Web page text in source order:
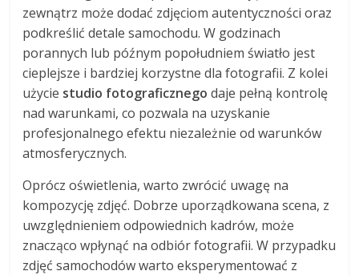
zewnątrz może dodać zdjęciom autentyczności oraz
podkreślić detale samochodu. W godzinach
porannych lub późnym popołudniem światło jest
cieplejsze i bardziej korzystne dla fotografii. Z kolei
użycie studio fotograficznego daje pełną kontrolę
nad warunkami, co pozwala na uzyskanie
profesjonalnego efektu niezależnie od warunków
atmosferycznych.
Oprócz oświetlenia, warto zwrócić uwagę na
kompozycję zdjęć. Dobrze uporządkowana scena, z
uwzględnieniem odpowiednich kadrów, może
znacząco wpłynąć na odbiór fotografii. W przypadku
zdjęć samochodów warto eksperymentować z